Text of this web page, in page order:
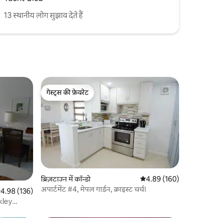
13 स्थानीय लोग सुझाव देते हैं
रेटिंग 5 में से 4.98, 136 समीक्षाएँ
4.98 (136)
गेस्ट्स की फ़ेवरेट
गेस्ट्स की फ़ेवरेट
ब्रिज़टाउन में कॉन्डो औसत रेटिंग 5 में से 4.89,
4.89 (160)
अपार्टमेंट #4, मेपल गार्डन, क्राइस्ट चर्च।